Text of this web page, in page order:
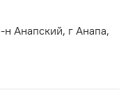
Анапский, г Анапа,